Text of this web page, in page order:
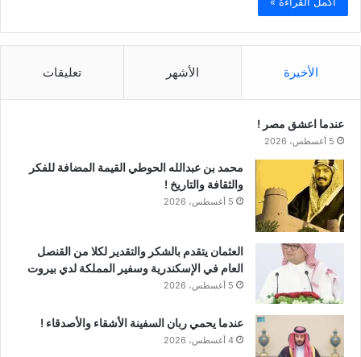
الأخيرة الأشهر تعليقات
عندما اعشق مصر !
5 أغسطس، 2026
محمد بن عبدالله الحوطي القيمة المضافة للفكر
والثقافة والتاريخ !
5 أغسطس، 2026
العثمان يتقدم بالشكر والتقدير لكلا من القنصل
العام في الإسكندرية وسفير المملكة لدي بيروت
5 أغسطس، 2026
عندما يحمي ربان السفينة الأشقاء والأصدقاء !
4 أغسطس، 2026